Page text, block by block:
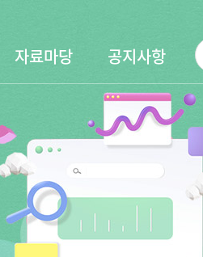
자료마당 공지사항